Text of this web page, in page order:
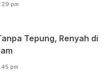
pm
Tepung, Renyah di
pm